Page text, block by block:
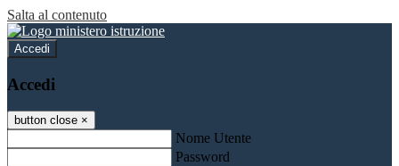
Salta al contenuto
Accedi
Accedi
button close ×
Nome Utente
Password